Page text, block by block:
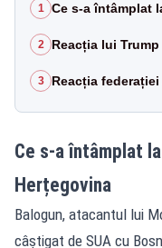
1 Ce s-a întâmplat
2 Reacția lui
3 Reacția
Ce s-a întâmplat
Herțegovina
Balogun, atacantul lui
câștigat de SUA cu